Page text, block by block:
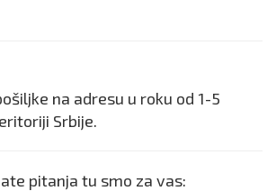
na adresu u roku od 1-5
Srbije.
pitanja tu smo za vas: